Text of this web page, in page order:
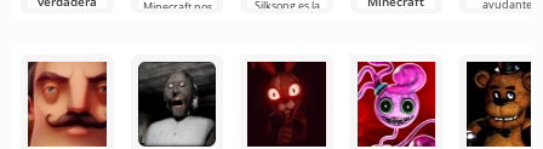
Entre los miles
de monstruos
y criaturas que
Minecraft nos
Silksong es la
de anomalías!
Estoy
ayudante